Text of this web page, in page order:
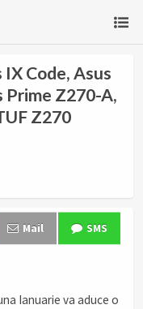
Code, Asus
Prime Z270-A,
Z270
Mail SMS
Ianuarie va aduce o